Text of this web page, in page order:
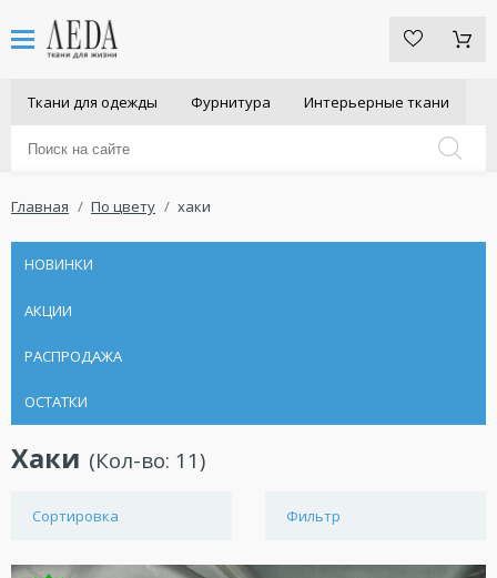
Ткани для одежды Фурнитура Интерьерные ткани
Главная По цвету хаки
НОВИНКИ
АКЦИИ
РАСПРОДАЖА
ОСТАТКИ
Хаки (Кол-во: 11)
Сортировка Фильтр